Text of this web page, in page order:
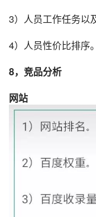
3）人员工作任务以
4）人员性价比排序。
8， 竞品分析
网站